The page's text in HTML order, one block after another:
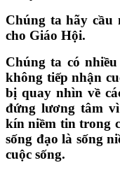
Chúng ta hãy cầu
cho Giáo Hội.
Chúng ta có
không tiếp nhận
bị quay nhìn về
đứng lương tâm
kín niềm tin trong
sống đạo là sống
cuộc sống.